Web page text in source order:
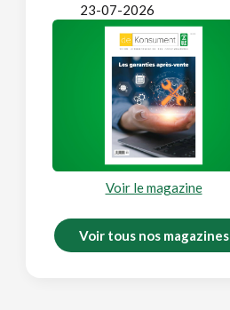
23-07-2026
Voir le magazine
Voir tous nos magazines